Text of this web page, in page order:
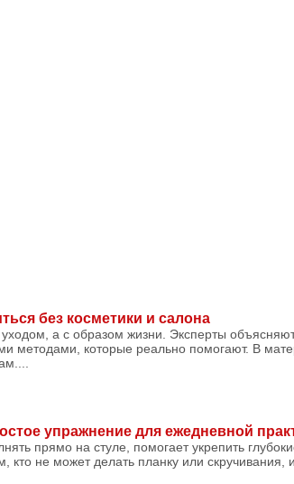
без косметики и салона
а с образом жизни. Эксперты
методами, которые реально помогают. В
упражнение для ежедневной
прямо на стуле, помогает укрепить
кто не может делать планку или скручивания,